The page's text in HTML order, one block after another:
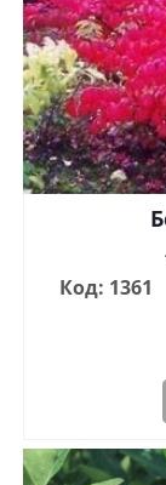
Код: 1361